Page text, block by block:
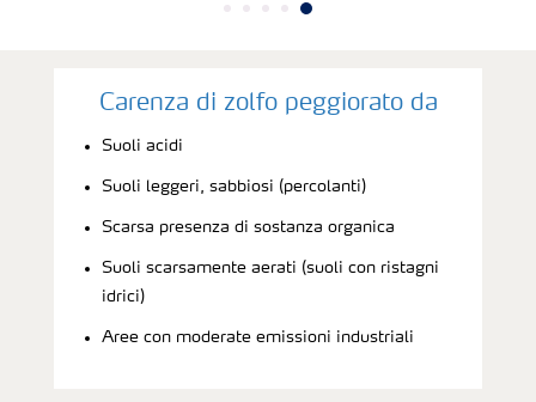
Carenza di zolfo peggiorato da
Suoli acidi
Suoli leggeri, sabbiosi (percolanti)
Scarsa presenza di sostanza organica
Suoli scarsamente aerati (suoli con ristagni
idrici)
Aree con moderate emissioni industriali